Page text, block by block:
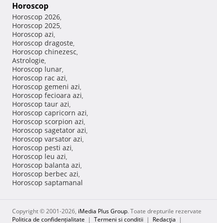
Horoscop
Horoscop 2026,
Horoscop 2025,
Horoscop azi,
Horoscop dragoste,
Horoscop chinezesc,
Astrologie,
Horoscop lunar,
Horoscop rac azi,
Horoscop gemeni azi,
Horoscop fecioara azi,
Horoscop taur azi,
Horoscop capricorn azi,
Horoscop scorpion azi,
Horoscop sagetator azi,
Horoscop varsator azi,
Horoscop pesti azi,
Horoscop leu azi,
Horoscop balanta azi,
Horoscop berbec azi,
Horoscop saptamanal
Copyright © 2001-2026, iMedia Plus Group. Toate drepturile rezervate
Politica de confidențialitate | Termeni si conditii | Redacţia |